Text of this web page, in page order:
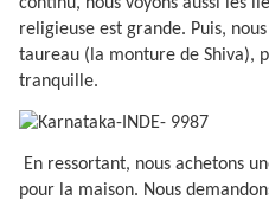
religieuse est grande. Puis,
taureau (la monture de Shiva),
tranquille.
En ressortant, nous achetons
pour la maison. Nous